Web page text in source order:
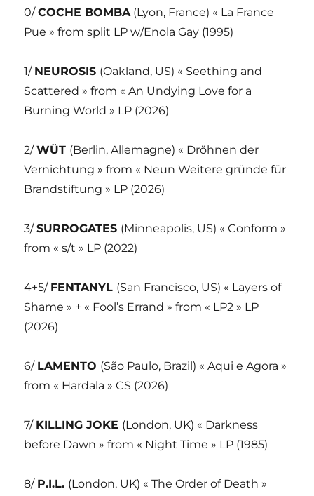
0/COCHE BOMBA(Lyon, France) « La France
Pue » from split LP w/Enola Gay (1995)
1/ NEUROSIS (Oakland, US) « Seething and
Scattered » from « An Undying Love for a
Burning World » LP (2026)
2/WÜT (Berlin, Allemagne) « Dröhnen der
Vernichtung » from « Neun Weitere gründe für
Brandstiftung » LP (2026)
3/SURROGATES (Minneapolis, US) « Conform »
from « s/t » LP (2022)
4+5/ FENTANYL (San Francisco, US) « Layers of
Shame » + « Fool’s Errand » from « LP2 » LP
(2026)
6/ LAMENTO (São Paulo, Brazil) « Aqui e Agora »
from « Hardala » CS (2026)
7/ KILLING JOKE (London, UK) « Darkness
before Dawn » from « Night Time » LP (1985)
8/ P.I.L. (London, UK) « The Order of Death »